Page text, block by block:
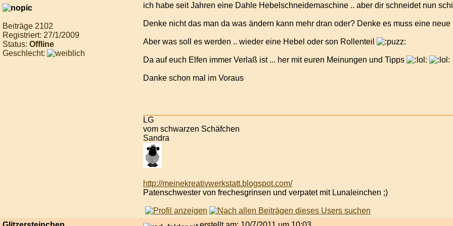
Beiträge 2102
Registriert: 27/1/2009
Status: Offline
Geschlecht:
ich habe seit Jahren eine Dahle Hebelschneidemaschine .. aber dir schneidet nun
Denke nicht das man da was ändern kann mehr dran oder? Denke es muss eine neue
Aber was soll es werden .. wieder eine Hebel oder son Rollenteil
Da auf euch Elfen immer Verlaß ist ... her mit euren Meinungen und Tipps
Danke schon mal im Voraus
LG
vom schwarzen Schäfchen
Sandra
http://meinekreativwerkstatt.blogspot.com/
Patenschwester von frechesgrinsen und verpatet mit Lunaleinchen ;)